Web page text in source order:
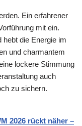
Ein erfahrener
mit ein.
hebt die Energie im
und charmantem
lockere Stimmung
auch
zu sichern.
2026 rückt näher –